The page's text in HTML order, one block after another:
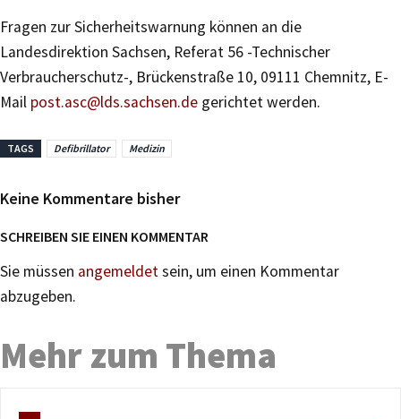
Fragen zur Sicherheitswarnung können an die
Landesdirektion Sachsen, Referat 56 -Technischer
Verbraucherschutz-, Brückenstraße 10, 09111 Chemnitz, E-
Mail post.asc@lds.sachsen.de gerichtet werden.
TAGS Defibrillator Medizin
Keine Kommentare bisher
SCHREIBEN SIE EINEN KOMMENTAR
Sie müssen angemeldetsein, um einen Kommentar
abzugeben.
Mehr zum Thema